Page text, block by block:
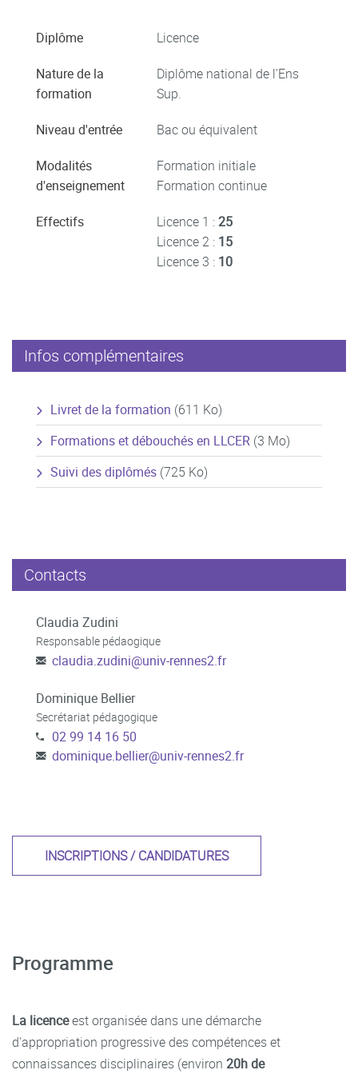
Diplôme Licence
Nature de la
formation
Diplôme national de l'Ens
Sup.
Niveau d'entrée Bac ou équivalent
Modalités
d'enseignement
Formation initiale
Formation continue
Effectifs Licence 1 :25
Licence 2 : 15
Licence 3 : 10
Infos complémentaires
Livret de la formation (611 Ko)
Formations et débouchés en LLCER (3 Mo)
Suivi des diplômés (725 Ko)
Contacts
Claudia Zudini
Responsable pédaogique
claudia.zudini@univ-rennes2.fr
Dominique Bellier
Secrétariat pédagogique
02 99 14 16 50
dominique.bellier@univ-rennes2.fr
INSCRIPTIONS / CANDIDATURES
Programme
La licenceest organisée dans une démarche
d'appropriation progressive des compétences et
connaissances disciplinaires (environ 20h de